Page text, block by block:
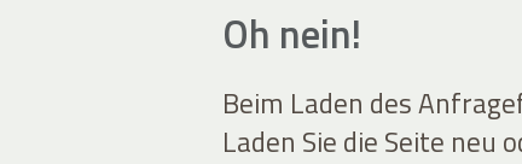
Oh nein!
Beim Laden des
Laden Sie die Seite neu